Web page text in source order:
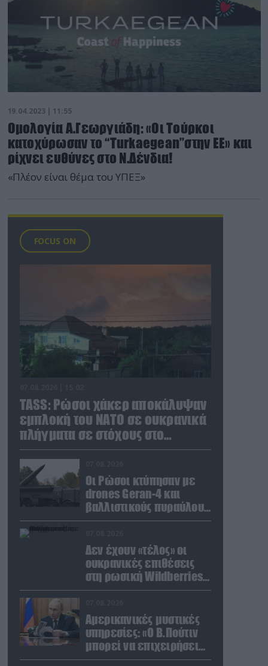
19.04.2023 | 11:55
Ομολογία Α.Γεωργιάδη: «Οι Τούρκοι
κατοχύρωσαν το “Turkaegean”στην ΕΕ» και
ρίχνει ευθύνες στο Ν.Δένδια!
«Πλέον είναι θέμα του ΥΠΕΞ»
FOCUS ON
TASS: Ρώσοι χάκερ αποκάλυψαν
εμπλοκή του ΝΑΤΟ σε ουκρανικά
πλήγματα σε στόχους στο
ρωσικό έδαφος!
Οι Ρώσοι κτύπησαν με
drones Geran-4 και
βαλλιστικούς πυραύλους
Iskander-M ουκρανικό
εξοπλισμό
Δεν έχουν «τέλος» οι
ουκρανικές επιθέσεις
στη ρωσική Wildberries:
Νέα πλήγματα σε
Ουράλια
Αμερικανικές μυστικές
υπηρεσίες: «Ο Β.Πούτιν
μπορεί να επιχειρήσει
περιορισμένη